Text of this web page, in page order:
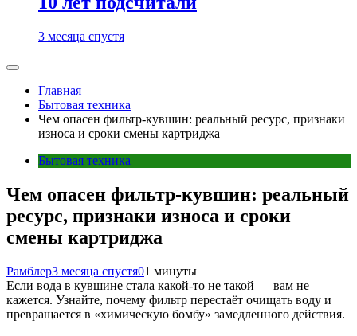
3 месяца спустя
Главная
Бытовая техника
Чем опасен фильтр-кувшин: реальный ресурс, признаки
износа и сроки смены картриджа
Бытовая техника
Чем опасен фильтр-кувшин: реальный
ресурс, признаки износа и сроки
смены картриджа
Рамблер3 месяца спустя01 минуты
Если вода в кувшине стала какой-то не такой — вам не
кажется. Узнайте, почему фильтр перестаёт очищать воду и
превращается в «химическую бомбу» замедленного действия.